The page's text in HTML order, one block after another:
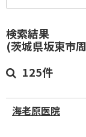
検索結果
(茨城県坂東市
125件
海老原医院